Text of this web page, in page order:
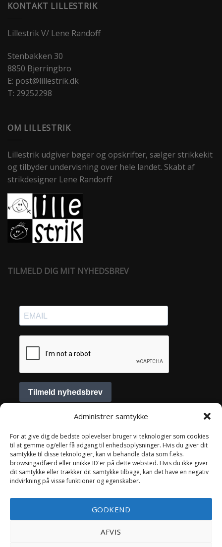
Administrer samtykke
For at give dig de bedste oplevelser bruger vi teknologier som cookies
til at gemme og/eller få adgang til enhedsoplysninger. Hvis du giver dit
samtykke til disse teknologier, kan vi behandle data som f.eks.
browsingadfærd eller unikke ID'er på dette websted. Hvis du ikke giver
dit samtykke eller trækker dit samtykke tilbage, kan det have en negativ
indvirkning på visse funktioner og egenskaber.
GODKEND
AFVIS
KONTAKT LILLESTRIK
Lillestrik V/ Lene Randoff
Stenbakken 30
8850 Bjerringbro
E: post@lillestrik.dk
T: 29252298
OM LILLESTRIK
Lillestrik udgiver bøger og opskrifter, sælger strikkekit
og tilbyder undervisning over hele landet. Skabt af
strikdesigner Lene Randorff
TILMELD DIG MIT NYHEDSBREV